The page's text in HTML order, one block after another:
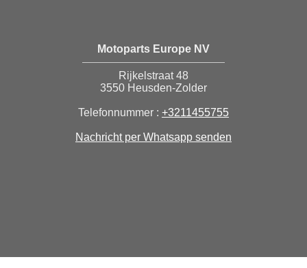
Motoparts Europe NV
Rijkelstraat 48
3550 Heusden-Zolder
Telefonnummer : +3211455755
Nachricht per Whatsapp senden